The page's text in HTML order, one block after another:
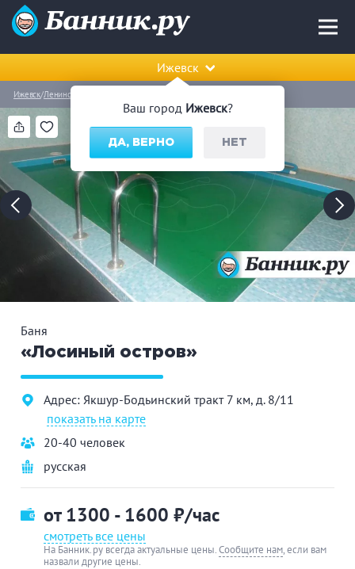
Ваш город Ижевск?
ДА, ВЕРНО НЕТ
Ижевск
Ижевск Ленинский район
Баня
«Лосиный остров»
Адрес: Якшур-Бодьинский тракт 7 км, д. 8/11
показать на карте
20-40 человек
русская
от 1300 - 1600 ₽/час
смотреть все цены
На Банник.ру всегда актуальные цены.Сообщите нам, если вам
назвали другие цены.